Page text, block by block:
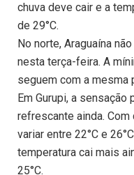
chuva deve cair e a
de 29°C.
No norte, Araguaína
nesta terça-feira. A
seguem com a mesma
Em Gurupi, a
refrescante ainda.
variar entre 22°C e
temperatura cai mais
25°C.